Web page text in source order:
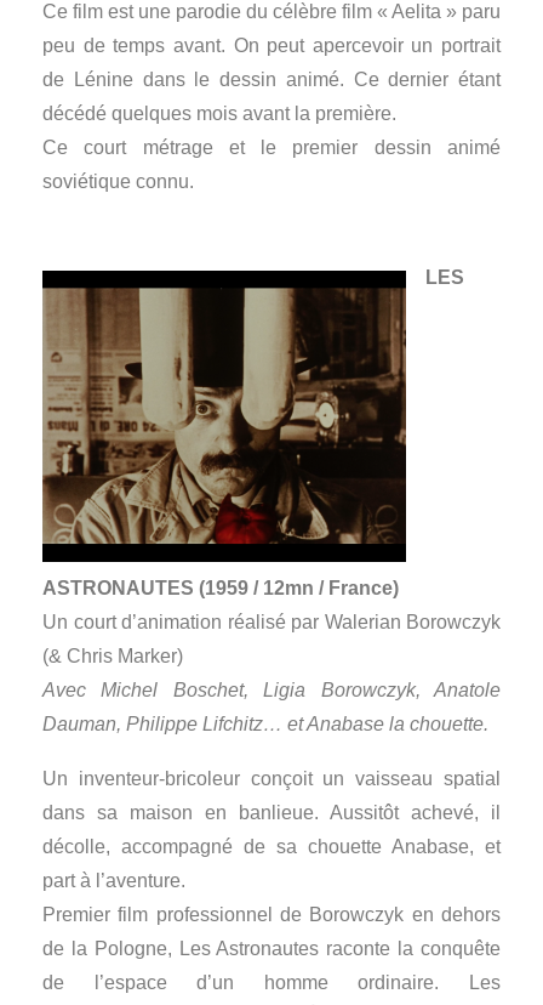
Ce film est une parodie du célèbre film « Aelita » paru
peu de temps avant. On peut apercevoir un portrait
de Lénine dans le dessin animé. Ce dernier étant
décédé quelques mois avant la première.
Ce court métrage et le premier dessin animé
soviétique connu.
LES
ASTRONAUTES (1959 / 12mn / France)
Un court d’animation réalisé par Walerian Borowczyk
(& Chris Marker)
Avec Michel Boschet, Ligia Borowczyk, Anatole
Dauman, Philippe Lifchitz… et Anabase la chouette.
Un inventeur-bricoleur conçoit un vaisseau spatial
dans sa maison en banlieue. Aussitôt achevé, il
décolle, accompagné de sa chouette Anabase, et
part à l’aventure.
Premier film professionnel de Borowczyk en dehors
de la Pologne, Les Astronautes raconte la conquête
de l’espace d’un homme ordinaire. Les